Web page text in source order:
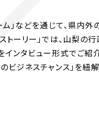
」などを通じて、県内外
トーリー」では、山梨の
ンタビュー形式でご紹介
ビジネスチャンス」を紐